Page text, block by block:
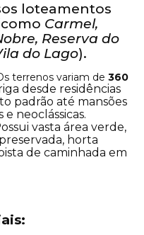
loteamentos
Carmel,
Reserva do
do Lago).
terrenos variam de 360
desde residências
padrão até mansões
neoclássicas.
vasta área verde,
horta
de caminhada em